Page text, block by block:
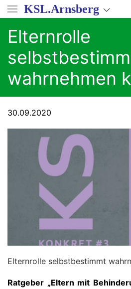
Direkt
zum
Inhalt
KSL.Arnsberg
Elternrolle
wahrnehmen
30.09.2020
Elternrolle selbstbestimmt
Ratgeber „Eltern mit